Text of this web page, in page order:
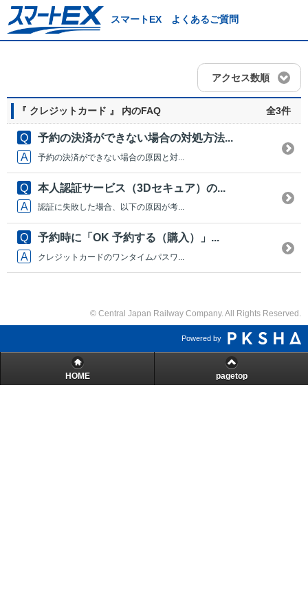
スマートEX よくあるご質問
アクセス数順
『 クレジットカード 』 内のFAQ 全3件
予約の決済ができない場合の対処方法...
予約の決済ができない場合の原因と対...
本人認証サービス（3Dセキュア）の...
認証に失敗した場合、以下の原因が考...
予約時に「OK 予約する（購入）」...
クレジットカードのワンタイムパスワ...
© Central Japan Railway Company. All Rights Reserved.
Powered by
HOME pagetop